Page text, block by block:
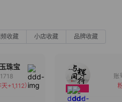
收藏 小店收藏 品牌收藏
珠宝
天+1,112）